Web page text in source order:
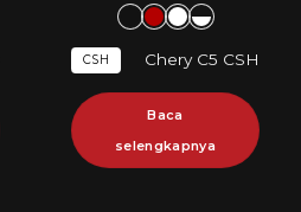
CSH Chery C5 CSH
Baca
selengkapnya